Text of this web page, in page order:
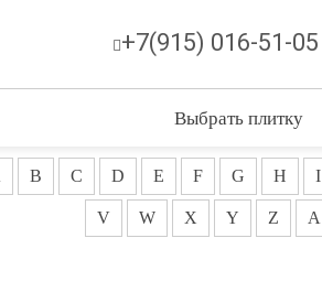
+7(915) 016-51-05
Выбрать плитку
B C D E F G H I
V W X Y Z А